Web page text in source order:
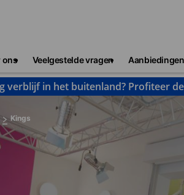
ons Veelgestelde vragen Aanbiedingen
verblijf in het buitenland? Profiteer
Kings